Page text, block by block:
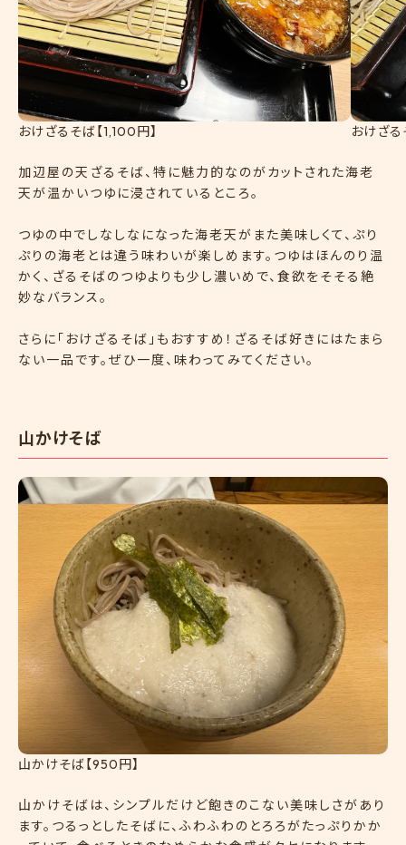
おけざるそば【1,100円】 おけざる
加辺屋の天ざるそば、特に魅力的なのがカットされた海老
天が温かいつゆに浸されているところ。
つゆの中でしなしなになった海老天がまた美味しくて、ぷり
ぷりの海老とは違う味わいが楽しめます。つゆはほんのり温
かく、ざるそばのつゆよりも少し濃いめで、食欲をそそる絶
妙なバランス。
さらに「おけざるそば」もおすすめ！ざるそば好きにはたまら
ない一品です。ぜひ一度、味わってみてください。
山かけそば
山かけそば【950円】
山かけそばは、シンプルだけど飽きのこない美味しさがあり
ます。つるっとしたそばに、ふわふわのとろろがたっぷりかか